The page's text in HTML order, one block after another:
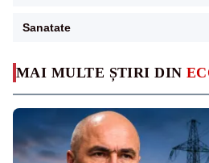
MAI MULTE ȘTIRI DIN
Sanatate